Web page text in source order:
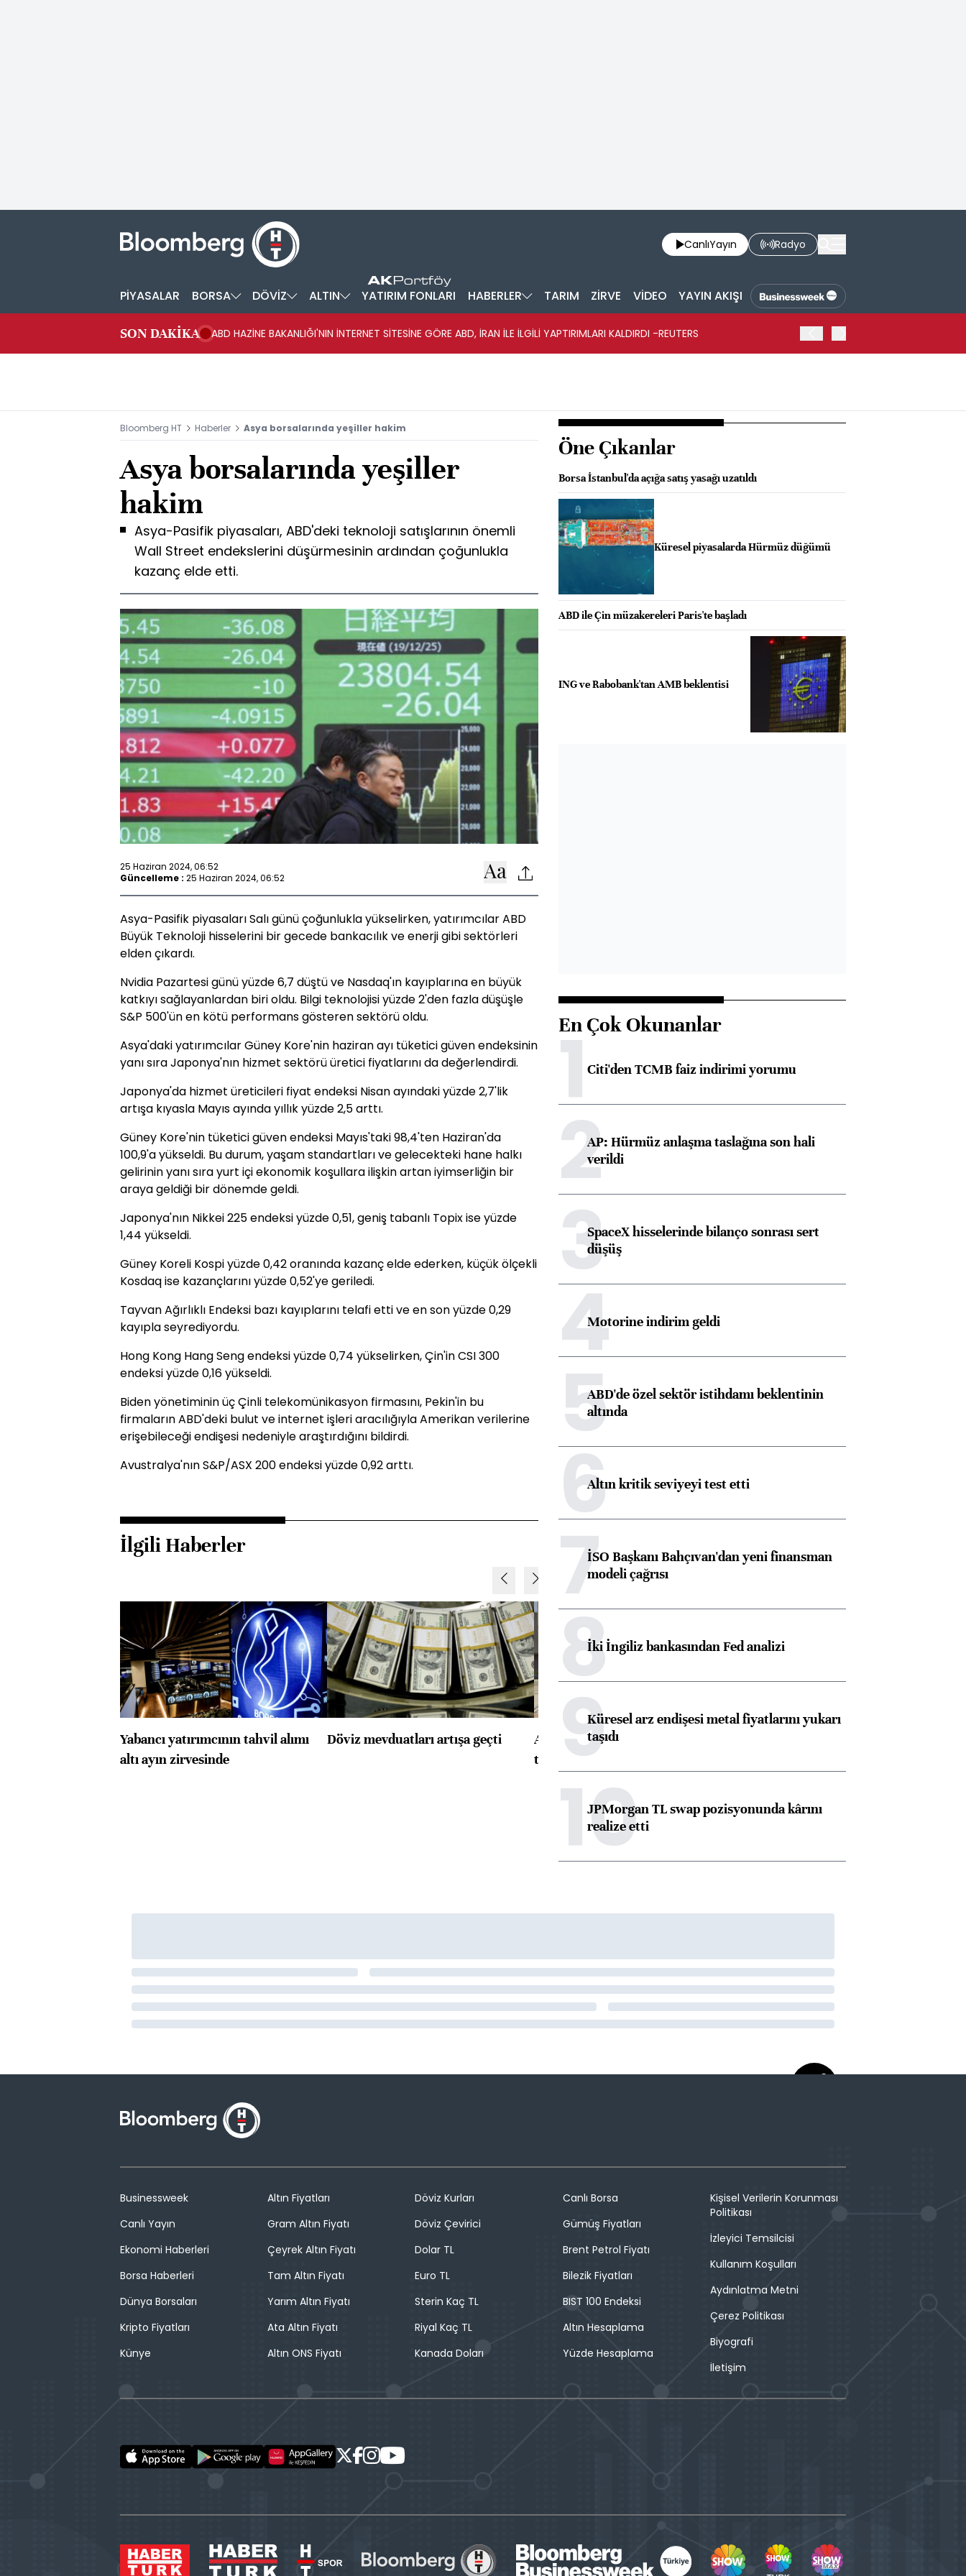
CanlıYayın Radyo
PİYASALAR BORSA DÖVİZ ALTIN YATIRIM FONLARI HABERLER TARIM ZİRVE VİDEO YAYIN AKIŞI
SON DAKİKA ABD HAZİNE BAKANLIĞI'NIN İNTERNET SİTESİNE GÖRE ABD, İRAN İLE İLGİLİ YAPTIRIMLARI KALDIRDI -REUTERS
Bloomberg HT Haberler Asya borsalarında yeşiller hakim
Asya borsalarında yeşiller
hakim
Asya-Pasifik piyasaları, ABD'deki teknoloji satışlarının önemli
Wall Street endekslerini düşürmesinin ardından çoğunlukla
kazanç elde etti.
25 Haziran 2024, 06:52
Güncelleme : 25 Haziran 2024, 06:52
Asya-Pasifik piyasaları Salı günü çoğunlukla yükselirken, yatırımcılar ABD
Büyük Teknoloji hisselerini bir gecede bankacılık ve enerji gibi sektörleri
elden çıkardı.
Nvidia Pazartesi günü yüzde 6,7 düştü ve Nasdaq'ın kayıplarına en büyük
katkıyı sağlayanlardan biri oldu. Bilgi teknolojisi yüzde 2'den fazla düşüşle
S&P 500'ün en kötü performans gösteren sektörü oldu.
Asya'daki yatırımcılar Güney Kore'nin haziran ayı tüketici güven endeksinin
yanı sıra Japonya'nın hizmet sektörü üretici fiyatlarını da değerlendirdi.
Japonya'da hizmet üreticileri fiyat endeksi Nisan ayındaki yüzde 2,7'lik
artışa kıyasla Mayıs ayında yıllık yüzde 2,5 arttı.
Güney Kore'nin tüketici güven endeksi Mayıs'taki 98,4'ten Haziran'da
100,9'a yükseldi. Bu durum, yaşam standartları ve gelecekteki hane halkı
gelirinin yanı sıra yurt içi ekonomik koşullara ilişkin artan iyimserliğin bir
araya geldiği bir dönemde geldi.
Japonya'nın Nikkei 225 endeksi yüzde 0,51, geniş tabanlı Topix ise yüzde
1,44 yükseldi.
Güney Koreli Kospi yüzde 0,42 oranında kazanç elde ederken, küçük ölçekli
Kosdaq ise kazançlarını yüzde 0,52'ye geriledi.
Tayvan Ağırlıklı Endeksi bazı kayıplarını telafi etti ve en son yüzde 0,29
kayıpla seyrediyordu.
Hong Kong Hang Seng endeksi yüzde 0,74 yükselirken, Çin'in CSI 300
endeksi yüzde 0,16 yükseldi.
Biden yönetiminin üç Çinli telekomünikasyon firmasını, Pekin'in bu
firmaların ABD'deki bulut ve internet işleri aracılığıyla Amerikan verilerine
erişebileceği endişesi nedeniyle araştırdığını bildirdi.
Avustralya'nın S&P/ASX 200 endeksi yüzde 0,92 arttı.
İlgili Haberler
Yabancı yatırımcının tahvil alımı
altı ayın zirvesinde
Döviz mevduatları artışa geçti
ABD'de konut başlangıçları
toparlandı
konusunda Unicredit ile
Öne Çıkanlar
Borsa İstanbul'da açığa satış yasağı uzatıldı
Küresel piyasalarda Hürmüz düğümü
ABD ile Çin müzakereleri Paris'te başladı
ING ve Rabobank'tan AMB beklentisi
En Çok Okunanlar
1Citi'den TCMB faiz indirimi yorumu
2AP: Hürmüz anlaşma taslağına son hali
verildi
3SpaceX hisselerinde bilanço sonrası sert
düşüş
4Motorine indirim geldi
5ABD'de özel sektör istihdamı beklentinin
altında
6Altın kritik seviyeyi test etti
7İSO Başkanı Bahçıvan'dan yeni finansman
modeli çağrısı
8İki İngiliz bankasından Fed analizi
9Küresel arz endişesi metal fiyatlarını yukarı
taşıdı
10
JPMorgan TL swap pozisyonunda kârını
realize etti
Businessweek
Canlı Yayın
Ekonomi Haberleri
Borsa Haberleri
Dünya Borsaları
Kripto Fiyatları
Künye
Altın Fiyatları
Gram Altın Fiyatı
Çeyrek Altın Fiyatı
Tam Altın Fiyatı
Yarım Altın Fiyatı
Ata Altın Fiyatı
Altın ONS Fiyatı
Döviz Kurları
Döviz Çevirici
Dolar TL
Euro TL
Sterin Kaç TL
Riyal Kaç TL
Kanada Doları
Canlı Borsa
Gümüş Fiyatları
Brent Petrol Fiyatı
Bilezik Fiyatları
BIST 100 Endeksi
Altın Hesaplama
Yüzde Hesaplama
Kişisel Verilerin Korunması
Politikası
İzleyici Temsilcisi
Kullanım Koşulları
Aydınlatma Metni
Çerez Politikası
Biyografi
İletişim